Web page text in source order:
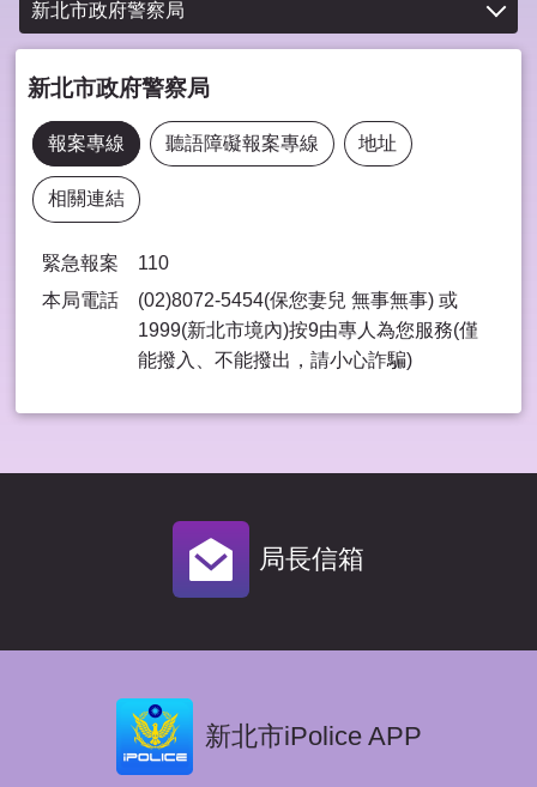
新北市政府警察局
新北市政府警察局
報案專線 聽語障礙報案專線 地址
相關連結
緊急報案
110
本局電話
(02)8072-5454(保您妻兒 無事無事) 或
1999(新北市境內)按9由專⼈為您服務(僅
能撥入、不能撥出，請⼩⼼詐騙)
局長信箱
新北市iPolice APP